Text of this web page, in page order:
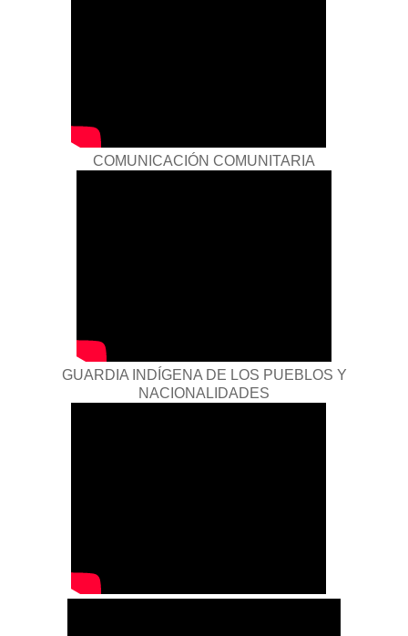
COMUNICACIÓN COMUNITARIA
GUARDIA INDÍGENA DE LOS PUEBLOS Y
NACIONALIDADES